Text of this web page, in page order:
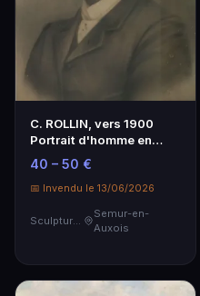
C. ROLLIN, vers 1900
Portrait d'homme en
buste
40 – 50 €
📅 Invendu le 13/06/2026
Sculptures
Semur-en-
Auxois